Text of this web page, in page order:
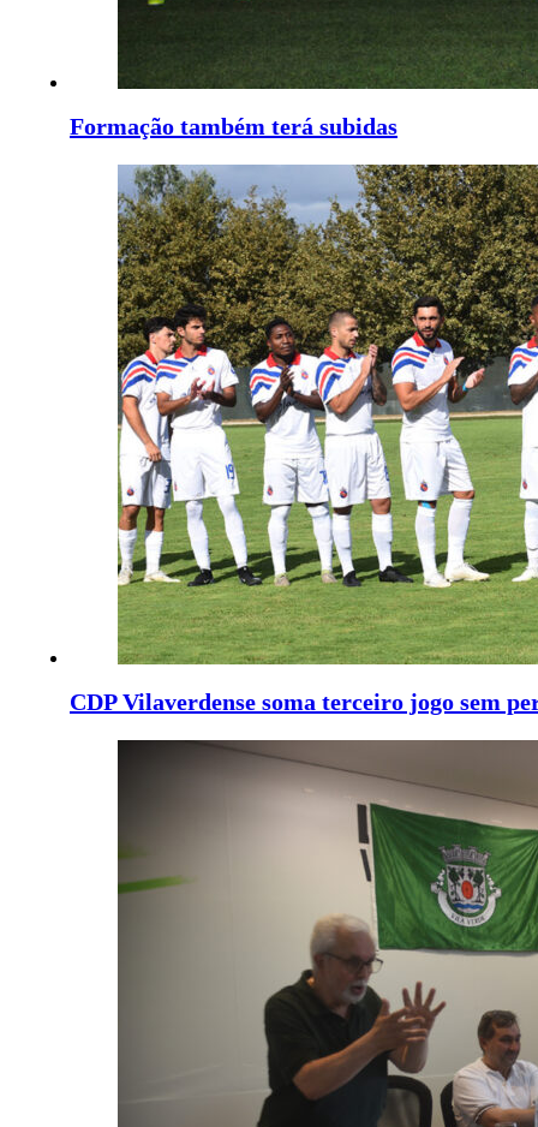
Formação também terá subidas
CDP Vilaverdense soma terceiro jogo sem